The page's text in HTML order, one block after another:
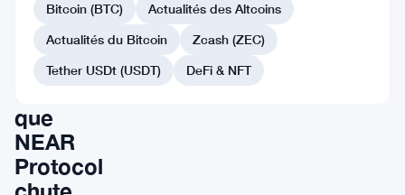
s’envole
38,94%
tandis
que
NEAR
Protocol
Bitcoin (BTC)
Actualités des Altcoins
Actualités du Bitcoin
Zcash (ZEC)
Tether USDt (USDT)
DeFi & NFT